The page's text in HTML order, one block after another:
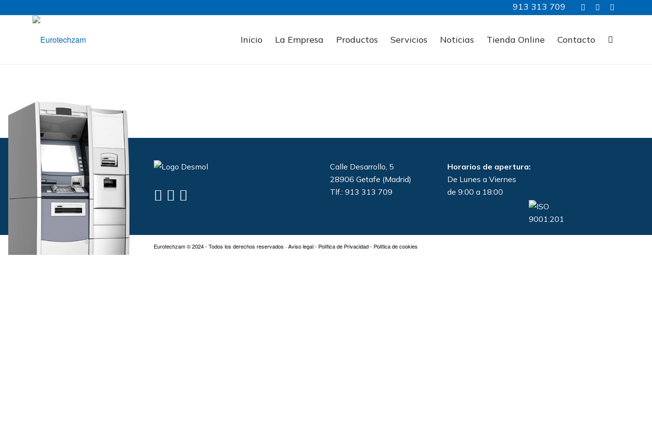
913 313 709
Inicio La Empresa Productos Servicios Noticias Tienda Online Contacto
Calle Desarrollo, 5
28906 Getafe (Madrid)
Tlf.: 913 313 709
Horarios de apertura:
De Lunes a Viernes
de 9:00 a 18:00
Eurotechzam © 2024 - Todos los derechos reservados · Aviso legal- Política de Privacidad- Política de cookies